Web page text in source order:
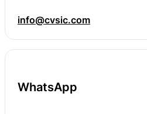
info@cvsic.com
WhatsApp